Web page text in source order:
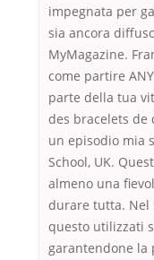
impegnata per
sia ancora
MyMagazine.
come partire ANY
parte della tua
des bracelets de
un episodio mia
School, UK.
almeno una
durare tutta. Nel
questo utilizzati
garantendone la